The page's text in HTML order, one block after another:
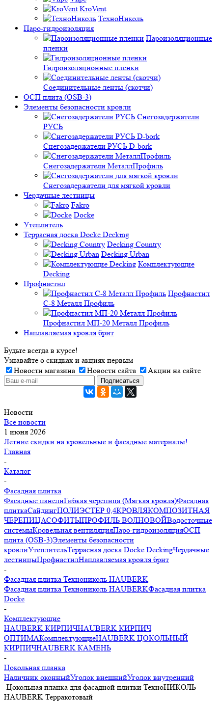
KroVent
ТехноНиколь
Паро-гидроизоляция
Пароизоляционные
пленки
Гидроизоляционные пленки
Соединительные ленты (скотчи)
ОСП плита (OSB-3)
Элементы безопасности кровли
Снегозадержатели
РУСЬ
Снегозадержатели РУСЬ D-bork
Снегозадержатели МеталлПрофиль
Снегозадержатели для мягкой кровли
Чердачные лестницы
Fakro
Docke
Утеплитель
Террасная доска Docke Decking
Decking Country
Decking Urban
Комплектующие
Decking
Профнастил
Профнастил
C-8 Металл Профиль
Профнастил МП-20 Металл Профиль
Наплавляемая кровля брит
Будьте всегда в курсе!
Узнавайте о скидках и акциях первым
Новости магазина
Новости сайта Акции на сайте
Новости
Все новости
1 июня 2026
Летние скидки на кровельные и фасадные материалы!
Главная
-
Каталог
-
Фасадная плитка
Фасадные панелиГибкая черепица (Мягкая кровля)Фасадная
плиткаСайдингПОЛИЭСТЕР 0,4КРОВЛЯКОМПОЗИТНАЯ
ЧЕРЕПИЦАСОФИТЫПРОФИЛЬ ВОЛНОВОЙВодосточные
системыКровельная вентиляцияПаро-гидроизоляцияОСП
плита (OSB-3)Элементы безопасности
кровлиУтеплительТеррасная доска Docke DeckingЧердачные
лестницыПрофнастилНаплавляемая кровля брит
-
Фасадная плитка Технониколь HAUBERK
Фасадная плитка Технониколь HAUBERKФасадная плитка
Docke
-
Комплектующие
HAUBERK КИРПИЧHAUBERK КИРПИЧ
ОПТИМАКомплектующиеHAUBERK ЦОКОЛЬНЫЙ
КИРПИЧHAUBERK КАМЕНЬ
-
Цокольная планка
Наличник оконныйУголок внешнийУголок внутренний
-Цокольная планка для фасадной плитки ТехноНИКОЛЬ
HAUBERK Терракотовый